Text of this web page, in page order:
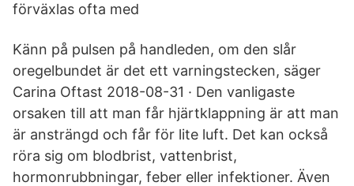
förväxlas ofta med
Känn på pulsen på handleden, om den slår
oregelbundet är det ett varningstecken, säger
Carina Oftast 2018-08-31 · Den vanligaste
orsaken till att man får hjärtklappning är att man
är ansträngd och får för lite luft. Det kan också
röra sig om blodbrist, vattenbrist,
hormonrubbningar, feber eller infektioner. Även